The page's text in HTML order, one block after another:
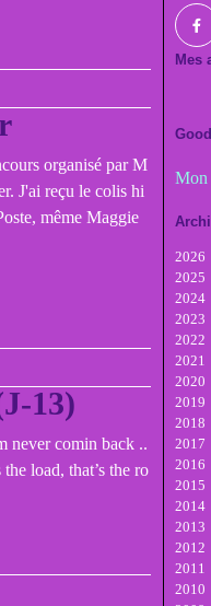
organisé par M
J'ai reçu le colis hi
même Maggie
13)
never comin back ..
load, that’s the ro
Mes
Mon
2026
2025
2024
2023
2022
2021
2020
2019
2018
2017
2016
2015
2014
2013
2012
2011
2010